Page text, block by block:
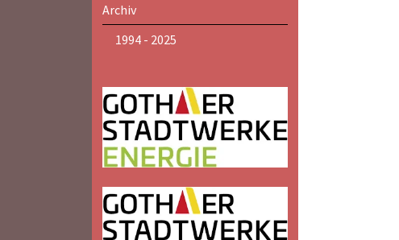
Archiv
1994 - 2025